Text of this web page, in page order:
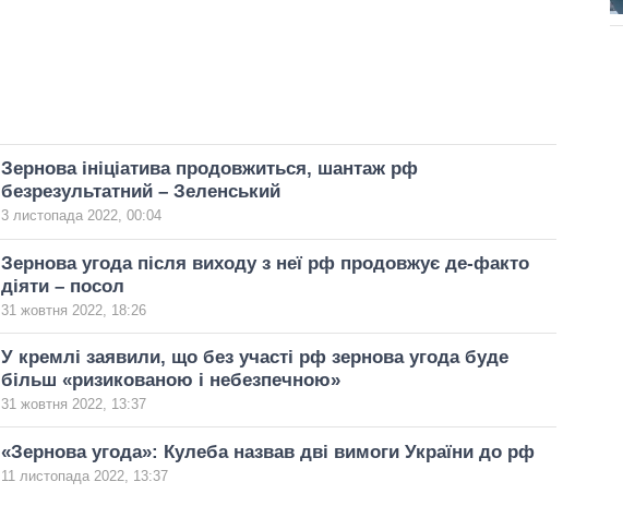
Зернова ініціатива продовжиться, шантаж рф
безрезультатний – Зеленський
3 листопада 2022, 00:04
Зернова угода після виходу з неї рф продовжує де-факто
діяти – посол
31 жовтня 2022, 18:26
У кремлі заявили, що без участі рф зернова угода буде
більш «ризикованою і небезпечною»
31 жовтня 2022, 13:37
«Зернова угода»: Кулеба назвав дві вимоги України до рф
11 листопада 2022, 13:37